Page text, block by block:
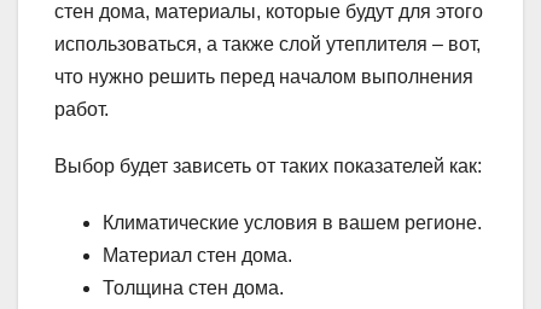
стен дома, материалы, которые будут для этого
использоваться, а также слой утеплителя – вот,
что нужно решить перед началом выполнения
работ.
Выбор будет зависеть от таких показателей как:
Климатические условия в вашем регионе.
Материал стен дома.
Толщина стен дома.